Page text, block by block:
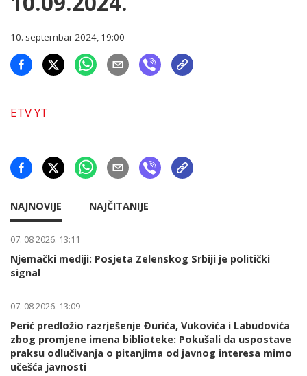
10. septembar 2024, 19:00
ETV YT
NAJNOVIJE NAJČITANIJE
07. 08 2026. 13:11
Njemački mediji: Posjeta Zelenskog Srbiji je politički
signal
07. 08 2026. 13:09
Perić predložio razrješenje Đurića, Vukovića i Labudovića
zbog promjene imena biblioteke: Pokušali da uspostave
praksu odlučivanja o pitanjima od javnog interesa mimo
učešća javnosti